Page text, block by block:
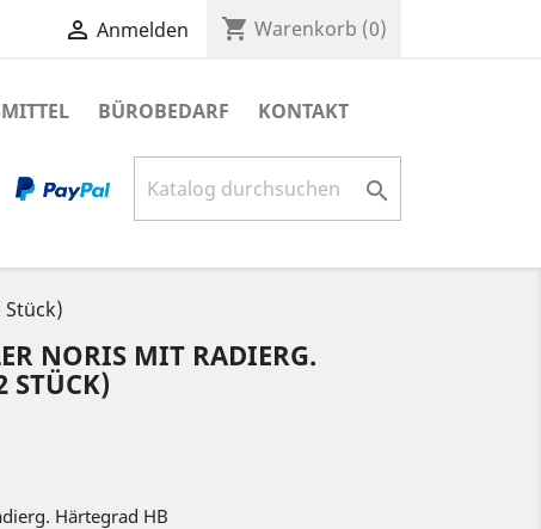
 Anmelden shopping_cart Warenkorb (0)
BÜROBEDARF KONTAKT

NORIS MIT RADIERG.
STÜCK)
Härtegrad HB